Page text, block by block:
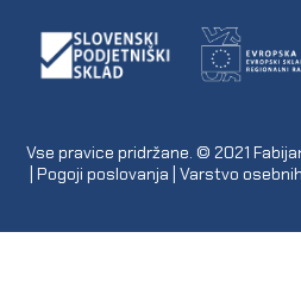
Vse pravice pridržane. © 2021
Pogoji poslovanja Varstvo